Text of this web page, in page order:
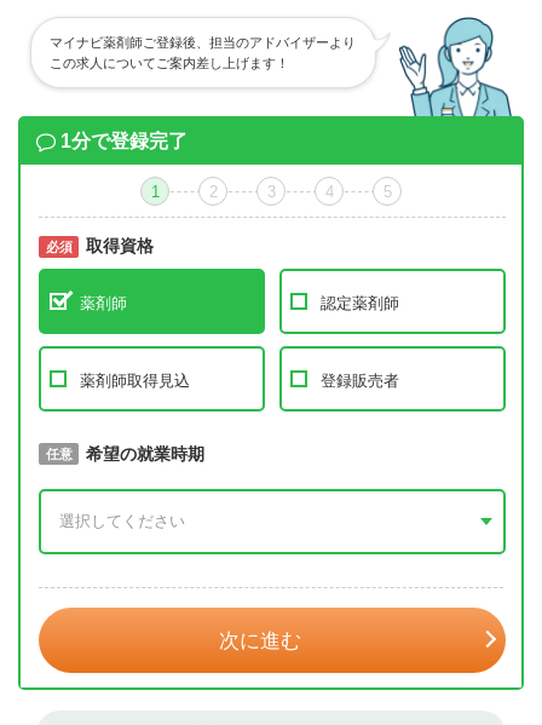
マイナビ薬剤師ご登録後、担当のアドバイザーより
この求人についてご案内差し上げます！
1分で登録完了
1 2 3 4 5
必須 取得資格
薬剤師 認定薬剤師
薬剤師取得見込 登録販売者
必須 取得予定年
任意 希望の就業時期
次に進む